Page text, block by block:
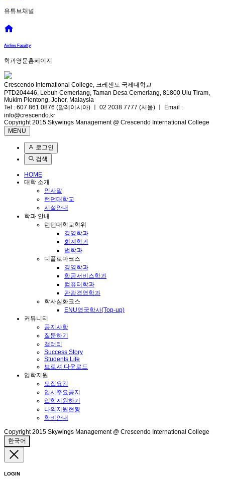
유튜브채널
Airline Faculty
학과영문홈페이지
Crescendo International College, 크레센도 국제대학교
PTD204446, Lebuh Cemerlang, Taman Desa Cemerlang, 81800 Ulu Tiram,
Mukim Plentong, Johor, Malaysia
Tel : 607 861 0876 (말레이시아) ㅣ 02 2038 7777 (서울) ㅣ Email :
info@crescendo.kr
Copyright 2015 Skywings Management @ Crescendo International College
MENU
로그인
검색
HOME
대학 소개
인사말
런던대학교
시설안내
학과 안내
런던대학교학위
경영학과
회계학과
법학과
디플로마코스
경영학과
항공서비스학과
컴퓨터학과
관광경영학과
학사심화코스
ENU영국학사(Top-up)
커뮤니티
공지사항
질문하기
갤러리
Success Story
Students Life
브로셔 다운로드
입학지원
모집요강
입시주요공지
입학지원하기
나의지원현황
학비안내
Copyright 2015 Skywings Management @ Crescendo International College
한국어
LOGIN